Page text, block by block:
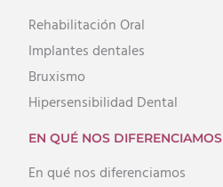
Rehabilitación Oral
Implantes dentales
Bruxismo
Hipersensibilidad Dental
EN QUÉ NOS DIFERENCIAMOS
En qué nos diferenciamos